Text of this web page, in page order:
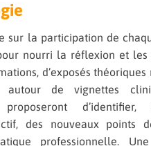
sur la participation de
nourri la réflexion et les
d’exposés théoriques
autour de vignettes
proposeront
des nouveaux points
professionnelle.